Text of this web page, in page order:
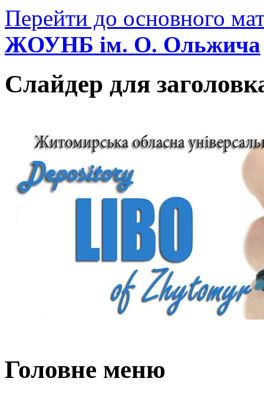
Перейти до основного
ЖОУНБ ім. О. Ольжича
Слайдер для
Головне меню